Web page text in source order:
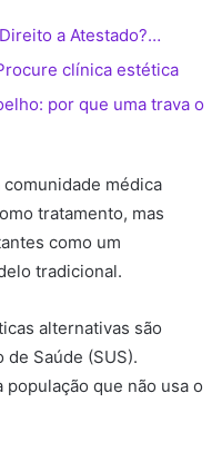
a Atestado?…
clínica estética
por que uma trava o
médica
tratamento, mas
como um
tradicional.
alternativas são
Saúde (SUS).
que não usa o